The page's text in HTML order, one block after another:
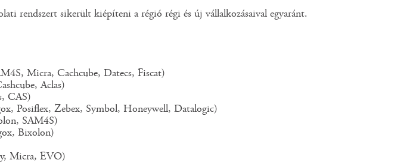
rendszert sikerült kiépíteni a régió régi és új vállalkozásaival egyaránt.
Micra, Cachcube, Datecs, Fiscat)
Aclas)
CAS)
Posiflex, Zebex, Symbol, Honeywell, Datalogic)
SAM4S)
Bixolon)
Micra, EVO)